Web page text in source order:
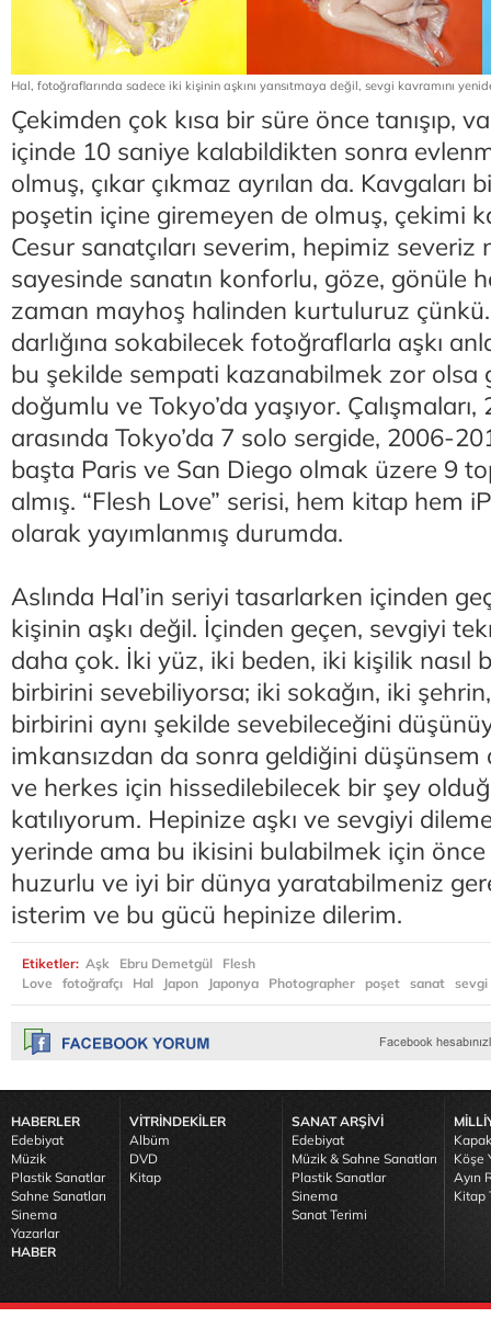
Hal, fotoğraflarında sadece iki kişinin aşkını yansıtmaya değil, sevgi kavramını
Çekimden çok kısa bir süre önce tanışıp,
içinde 10 saniye kalabildikten sonra
olmuş, çıkar çıkmaz ayrılan da. Kavgaları
poşetin içine giremeyen de olmuş, çekimi
Cesur sanatçıları severim, hepimiz
sayesinde sanatın konforlu, göze, gönüle
zaman mayhoş halinden kurtuluruz çünkü.
darlığına sokabilecek fotoğraflarla aşkı
bu şekilde sempati kazanabilmek zor olsa
doğumlu ve Tokyo’da yaşıyor. Çalışmaları,
arasında Tokyo’da 7 solo sergide, 2006-
başta Paris ve San Diego olmak üzere 9
almış. “Flesh Love” serisi, hem kitap hem
olarak yayımlanmış durumda.
Aslında Hal’in seriyi tasarlarken içinden
kişinin aşkı değil. İçinden geçen, sevgiyi
daha çok. İki yüz, iki beden, iki kişilik nasıl
birbirini sevebiliyorsa; iki sokağın, iki
birbirini aynı şekilde sevebileceğini
imkansızdan da sonra geldiğini düşünsem
ve herkes için hissedilebilecek bir şey
katılıyorum. Hepinize aşkı ve sevgiyi
yerinde ama bu ikisini bulabilmek için önce
huzurlu ve iyi bir dünya yaratabilmeniz
isterim ve bu gücü hepinize dilerim.
Etiketler: Aşk Ebru Demetgül
Flesh
Love
fotoğrafçı Hal Japon Japonya Photographer poşet sanat sevgi
HABERLER
Edebiyat
Müzik
Plastik Sanatlar
Sahne Sanatları
Sinema
Yazarlar
HABER
VİTRİNDEKİLER
Albüm
DVD
Kitap
SANAT ARŞİVİ
Edebiyat
Müzik & Sahne Sanatları
Plastik Sanatlar
Sinema
Sanat Terimi
Köşe
Ayın
Kitap